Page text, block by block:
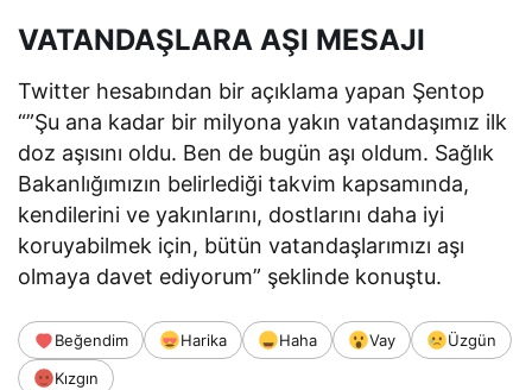
VATANDAŞLARA AŞI MESAJI
Twitter hesabından bir açıklama yapan Şentop
“”Şu ana kadar bir milyona yakın vatandaşımız ilk
doz aşısını oldu. Ben de bugün aşı oldum. Sağlık
Bakanlığımızın belirlediği takvim kapsamında,
kendilerini ve yakınlarını, dostlarını daha iyi
koruyabilmek için, bütün vatandaşlarımızı aşı
olmaya davet ediyorum” şeklinde konuştu.
Beğendim Harika Haha Vay
Üzgün
Kızgın